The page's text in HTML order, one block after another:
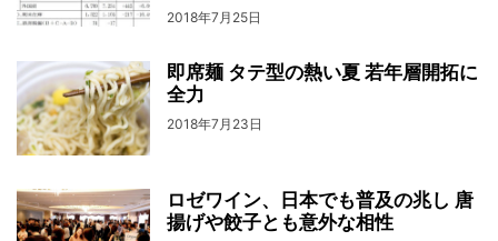
2018年7月25日
即席麺 タテ型の熱い夏 若年層開拓に
全力
2018年7月23日
ロゼワイン、日本でも普及の兆し 唐
揚げや餃子とも意外な相性